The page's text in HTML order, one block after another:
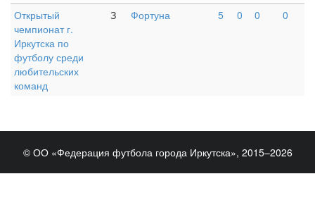
Открытый
чемпионат г.
Иркутска по
футболу среди
любительских
команд
З Фортуна 5 0 0 0
© ОО «Федерация футбола города Иркутска», 2015–2026